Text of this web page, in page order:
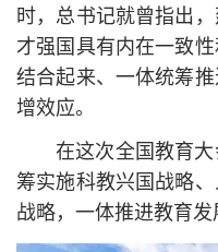
时，总书记就曾指出
才强国具有内在一致
结合起来、一体统筹
增效应。
在这次全国教育
筹实施科教兴国战略
战略，一体推进教育发